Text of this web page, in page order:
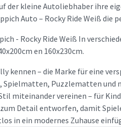
der kleine Autoliebhaber ihre
Auto – Rocky Ride Weiß die
- Rocky Ride Weiß In
en 160x230cm.
kennen – die Marke für eine
Spielmatten, Puzzlematten und
miteinander vereinen – für
Detail entworfen, damit
in ein modernes Zuhause